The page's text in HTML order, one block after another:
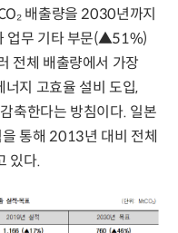
배출량을 2030년까지
업무 기타 부문(▲51%)
전체 배출량에서 가장
지 고효율 설비 도입,
축한다는 방침이다. 일본
통해 2013년 대비 전체
있다.